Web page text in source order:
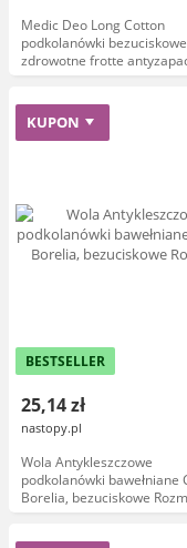
Medic Deo Long Cotton
podkolanówki bezuciskowe
zdrowotne frotte
KUPON
BESTSELLER
25,14 zł
nastopy.pl
Wola Antykleszczowe
podkolanówki bawełniane
Borelia, bezuciskowe
46 Kolor Beige